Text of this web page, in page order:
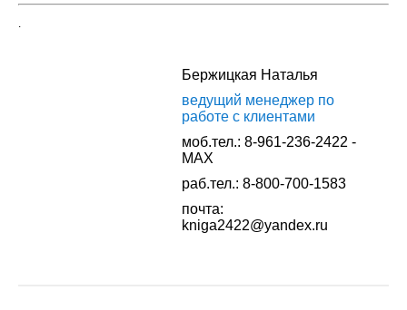
.
Бержицкая Наталья
ведущий менеджер по
работе с клиентами
моб.тел.: 8-961-236-2422 -
MAX
раб.тел.: 8-800-700-1583
почта:
kniga2422@yandex.ru